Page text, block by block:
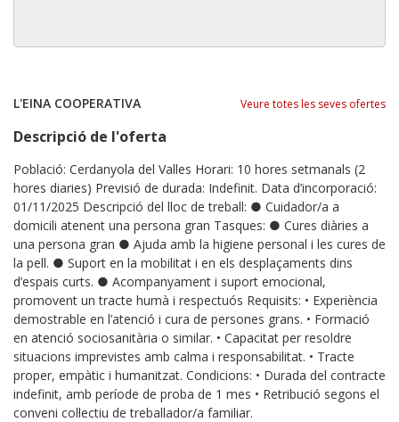
L'EINA COOPERATIVA Veure totes les seves ofertes
Descripció de l'oferta
Població: Cerdanyola del Valles Horari: 10 hores setmanals (2
hores diaries) Previsió de durada: Indefinit. Data d’incorporació:
01/11/2025 Descripció del lloc de treball: ● Cuidador/a a
domicili atenent una persona gran Tasques: ● Cures diàries a
una persona gran ● Ajuda amb la higiene personal i les cures de
la pell. ● Suport en la mobilitat i en els desplaçaments dins
d’espais curts. ● Acompanyament i suport emocional,
promovent un tracte humà i respectuós Requisits: • Experiència
demostrable en l’atenció i cura de persones grans. • Formació
en atenció sociosanitària o similar. • Capacitat per resoldre
situacions imprevistes amb calma i responsabilitat. • Tracte
proper, empàtic i humanitzat. Condicions: • Durada del contracte
indefinit, amb període de proba de 1 mes • Retribució segons el
conveni col·lectiu de treballador/a familiar.